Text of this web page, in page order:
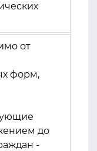
от
форм,
до
-